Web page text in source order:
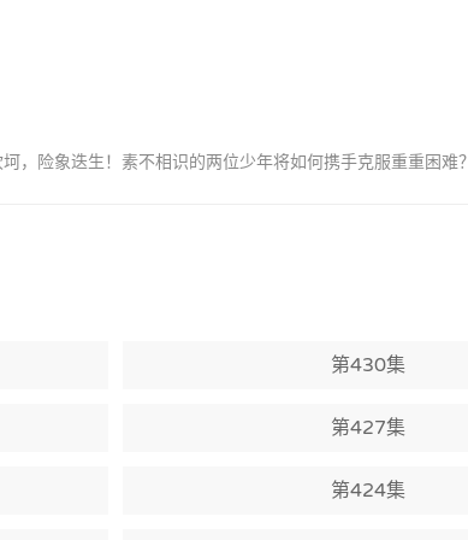
，险象迭生！素不相识的两位少年将如何携手克服重重困难？
第430集
第427集
第424集